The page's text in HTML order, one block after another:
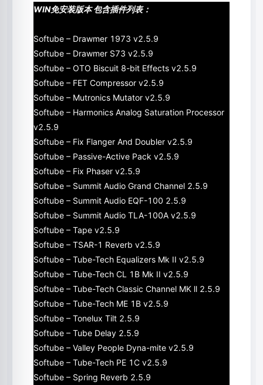
WIN免安装版本 包含插件列表：
Softube – Drawmer 1973 v2.5.9
Softube – Drawmer S73 v2.5.9
Softube – OTO Biscuit 8-bit Effects v2.5.9
Softube – FET Compressor v2.5.9
Softube – Mutronics Mutator v2.5.9
Softube – Harmonics Analog Saturation Processor
v2.5.9
Softube – Fix Flanger And Doubler v2.5.9
Softube – Passive-Active Pack v2.5.9
Softube – Fix Phaser v2.5.9
Softube – Summit Audio Grand Channel 2.5.9
Softube – Summit Audio EQF-100 2.5.9
Softube – Summit Audio TLA-100A v2.5.9
Softube – Tape v2.5.9
Softube – TSAR-1 Reverb v2.5.9
Softube – Tube-Tech Equalizers Mk II v2.5.9
Softube – Tube-Tech CL 1B Mk II v2.5.9
Softube – Tube-Tech Classic Channel MK ll 2.5.9
Softube – Tube-Tech ME 1B v2.5.9
Softube – Tonelux Tilt 2.5.9
Softube – Tube Delay 2.5.9
Softube – Valley People Dyna-mite v2.5.9
Softube – Tube-Tech PE 1C v2.5.9
Softube – Spring Reverb 2.5.9